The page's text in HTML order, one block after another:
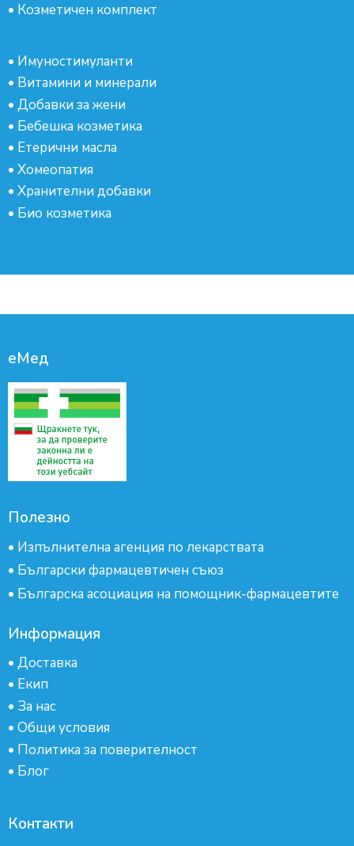
• Козметичен комплект
• Имуностимуланти
• Витамини и минерали
• Добавки за жени
• Бебешка козметика
• Етерични масла
• Хомеопатия
• Хранителни добавки
• Био козметика
еМед
Полезно
• Изпълнителна агенция по лекарствата
• Български фармацевтичен съюз
• Българска асоциация на помощник-фармацевтите
Информация
• Доставка
• Екип
• За нас
• Общи условия
• Политика за поверителност
• Блог
Контакти